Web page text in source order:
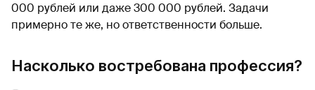
000 рублей или даже 300 000 рублей. Задачи
примерно те же, но ответственности больше.
Насколько востребована профессия?